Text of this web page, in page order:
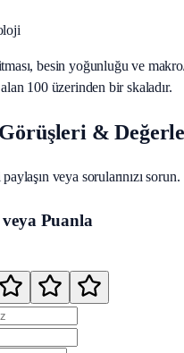
besin yoğunluğu ve
100 üzerinden bir skaladır.
&
veya sorularınızı sorun.
Puanla